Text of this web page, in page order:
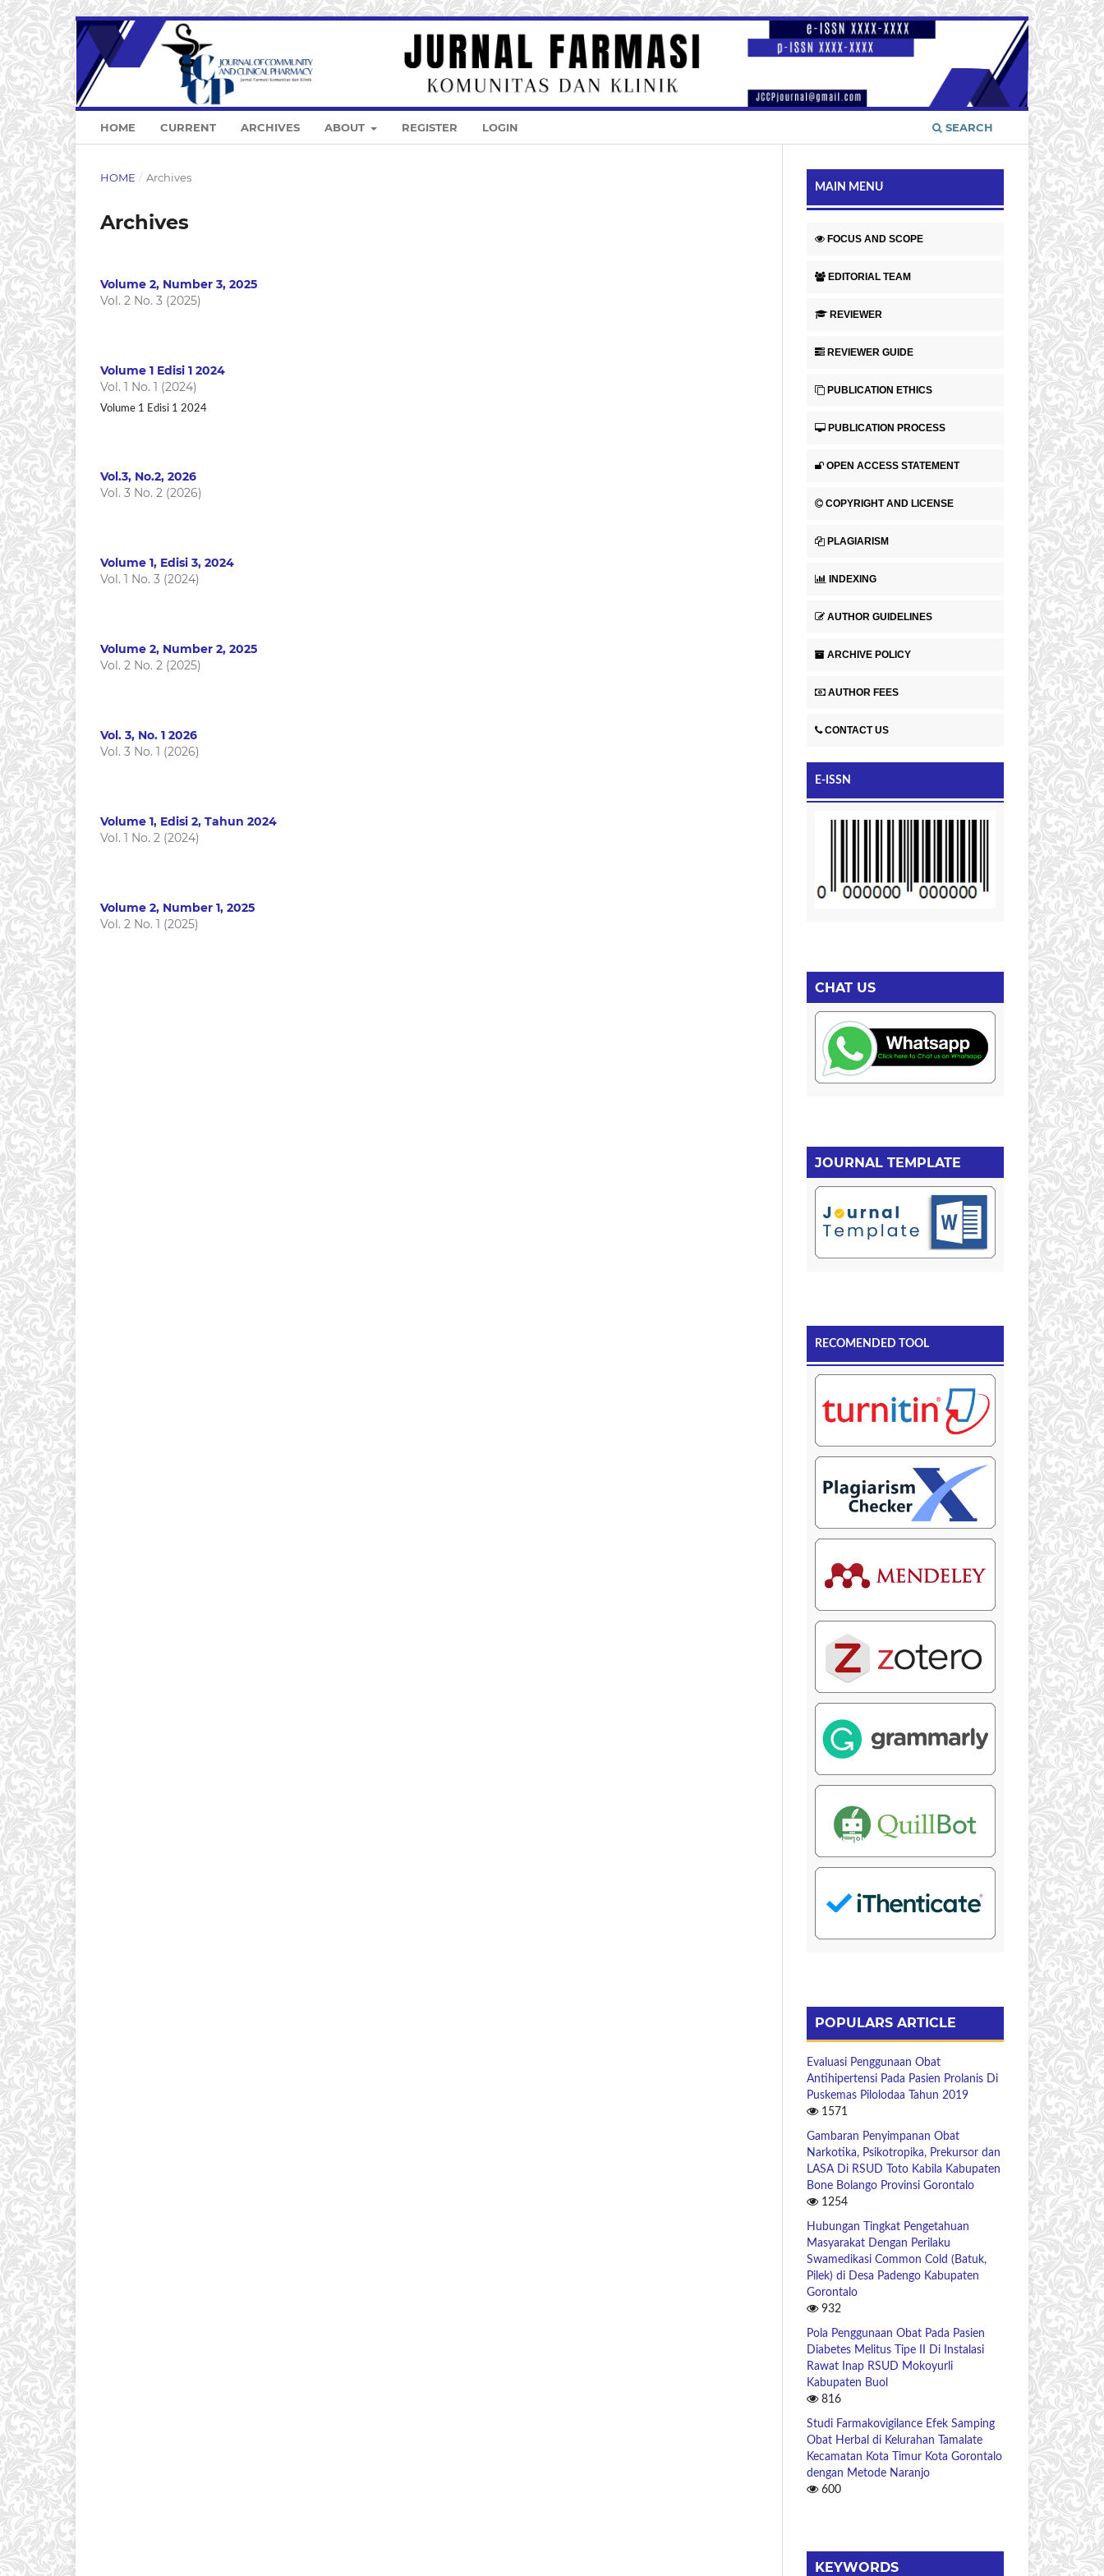
HOME CURRENT ARCHIVES ABOUT REGISTER LOGIN SEARCH
HOME / Archives
Archives
Volume 2, Number 3, 2025
Vol. 2 No. 3 (2025)
Volume 1 Edisi 1 2024
Vol. 1 No. 1 (2024)
Volume 1 Edisi 1 2024
Vol.3, No.2, 2026
Vol. 3 No. 2 (2026)
Volume 1, Edisi 3, 2024
Vol. 1 No. 3 (2024)
Volume 2, Number 2, 2025
Vol. 2 No. 2 (2025)
Vol. 3, No. 1 2026
Vol. 3 No. 1 (2026)
Volume 1, Edisi 2, Tahun 2024
Vol. 1 No. 2 (2024)
Volume 2, Number 1, 2025
Vol. 2 No. 1 (2025)
MAIN MENU
FOCUS AND SCOPE
EDITORIAL TEAM
REVIEWER
REVIEWER GUIDE
PUBLICATION ETHICS
PUBLICATION PROCESS
OPEN ACCESS STATEMENT
COPYRIGHT AND LICENSE
PLAGIARISM
INDEXING
AUTHOR GUIDELINES
ARCHIVE POLICY
AUTHOR FEES
CONTACT US
E-ISSN
CHAT US
JOURNAL TEMPLATE
RECOMENDED TOOL
POPULARS ARTICLE
Evaluasi Penggunaan Obat
Antihipertensi Pada Pasien Prolanis Di
Puskemas Pilolodaa Tahun 2019
1571
Gambaran Penyimpanan Obat
Narkotika, Psikotropika, Prekursor dan
LASA Di RSUD Toto Kabila Kabupaten
Bone Bolango Provinsi Gorontalo
1254
Hubungan Tingkat Pengetahuan
Masyarakat Dengan Perilaku
Swamedikasi Common Cold (Batuk,
Pilek) di Desa Padengo Kabupaten
Gorontalo
932
Pola Penggunaan Obat Pada Pasien
Diabetes Melitus Tipe II Di Instalasi
Rawat Inap RSUD Mokoyurli
Kabupaten Buol
816
Studi Farmakovigilance Efek Samping
Obat Herbal di Kelurahan Tamalate
Kecamatan Kota Timur Kota Gorontalo
dengan Metode Naranjo
600
KEYWORDS